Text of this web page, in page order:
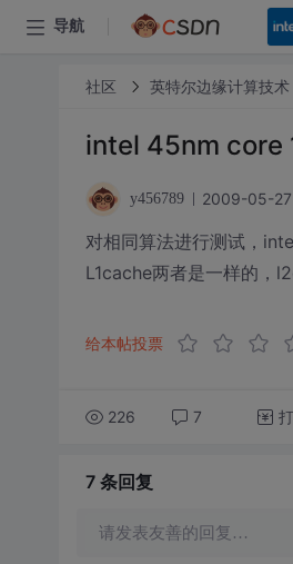
导航
社区 英特尔边缘计算技术
intel 45nm core
y456789 2009-05-
对相同算法进行测试，
L1cache两者是一样的，
给本帖投票
226 7
7 条回复
请发表友善的回复…